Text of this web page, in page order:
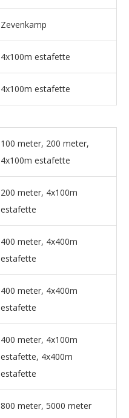
Zevenkamp
4x100m estafette
4x100m estafette
100 meter, 200 meter,
4x100m estafette
200 meter, 4x100m
estafette
400 meter, 4x400m
estafette
400 meter, 4x400m
estafette
400 meter, 4x100m
estafette, 4x400m
estafette
800 meter, 5000 meter